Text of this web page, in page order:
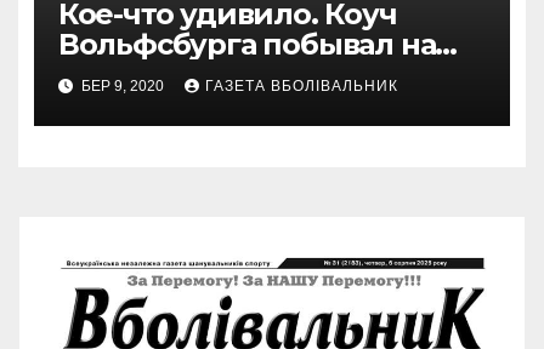
Кое-что удивило. Коуч
Вольфсбурга побывал на
матче Шахтера с Колосом
БЕР 9, 2020 ГАЗЕТА ВБОЛІВАЛЬНИК